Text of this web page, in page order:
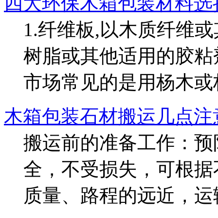
1.纤维板,以木质纤维
树脂或其他适用的胶
市场常见的是用杨木或
木箱包装石材搬运几点注
搬运前的准备工作：
全，不受损失，可根
质量、路程的远近，